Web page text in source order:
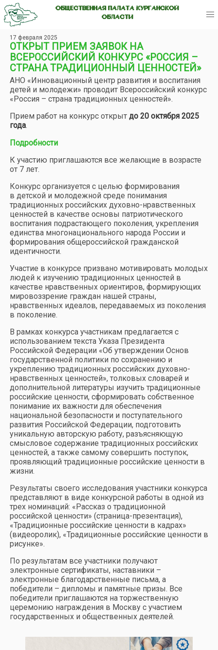
ОБЩЕСТВЕННАЯ ПАЛАТА КУРГАНСКОЙ
ОБЛАСТИ
17 февраля 2025
ОТКРЫТ ПРИЕМ ЗАЯВОК НА
ВСЕРОССИЙСКИЙ КОНКУРС «РОССИЯ –
СТРАНА ТРАДИЦИОННЫЙ ЦЕННОСТЕЙ»
АНО «Инновационный центр развития и воспитания
детей и молодежи» проводит Всероссийский конкурс
«Россия – страна традиционных ценностей».
Прием работ на конкурс открыт до 20 октября 2025
года.
Подробности
К участию приглашаются все желающие в возрасте
от 7 лет.
Конкурс организуется с целью формирования
в детской и молодежной среде понимания
традиционных российских духовно-нравственных
ценностей в качестве основы патриотического
воспитания подрастающего поколения, укрепления
единства многонационального народа России и
формирования общероссийской гражданской
идентичности.
Участие в конкурсе призвано мотивировать молодых
людей к изучению традиционных ценностей в
качестве нравственных ориентиров, формирующих
мировоззрение граждан нашей страны,
нравственных идеалов, передаваемых из поколения
в поколение.
В рамках конкурса участникам предлагается с
использованием текста Указа Президента
Российской Федерации «Об утверждении Основ
государственной политики по сохранению и
укреплению традиционных российских духовно-
нравственных ценностей», толковых словарей и
дополнительной литературы изучить традиционные
российские ценности, сформировать собственное
понимание их важности для обеспечения
национальной безопасности и поступательного
развития Российской Федерации, подготовить
уникальную авторскую работу, разъясняющую
смысловое содержание традиционных российских
ценностей, а также самому совершить поступок,
проявляющий традиционные российские ценности в
жизни.
Результаты своего исследования участники конкурса
представляют в виде конкурсной работы в одной из
трех номинаций: «Рассказ о традиционной
российской ценности» (страница-презентация),
«Традиционные российские ценности в кадрах»
(видеоролик), «Традиционные российские ценности в
рисунке».
По результатам все участники получают
электронные сертификаты, наставники –
электронные благодарственные письма, а
победители – дипломы и памятные призы. Все
победители приглашаются на торжественную
церемонию награждения в Москву с участием
государственных и общественных деятелей.